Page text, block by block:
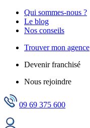
Qui sommes-nous ?
Le blog
Nos conseils
Trouver mon agence
Devenir franchisé
Nous rejoindre
09 69 375 600